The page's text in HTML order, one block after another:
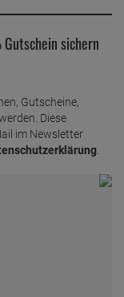
sichern
Gutscheine,
Diese
im Newsletter